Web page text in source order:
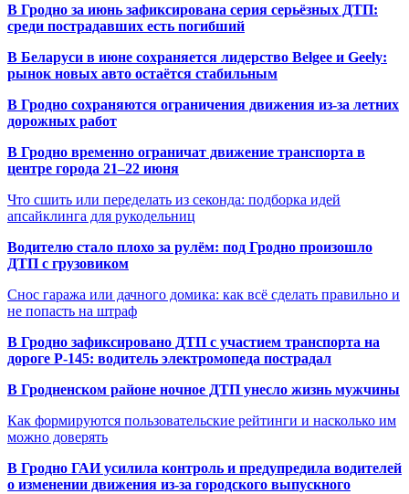
В Гродно за июнь зафиксирована серия серьёзных ДТП:
среди пострадавших есть погибший
В Беларуси в июне сохраняется лидерство Belgee и Geely:
рынок новых авто остаётся стабильным
В Гродно сохраняются ограничения движения из-за летних
дорожных работ
В Гродно временно ограничат движение транспорта в
центре города 21–22 июня
Что сшить или переделать из секонда: подборка идей
апсайклинга для рукодельниц
Водителю стало плохо за рулём: под Гродно произошло
ДТП с грузовиком
Снос гаража или дачного домика: как всё сделать правильно и
не попасть на штраф
В Гродно зафиксировано ДТП с участием транспорта на
дороге Р-145: водитель электромопеда пострадал
В Гродненском районе ночное ДТП унесло жизнь мужчины
Как формируются пользовательские рейтинги и насколько им
можно доверять
В Гродно ГАИ усилила контроль и предупредила водителей
о изменении движения из-за городского выпускного